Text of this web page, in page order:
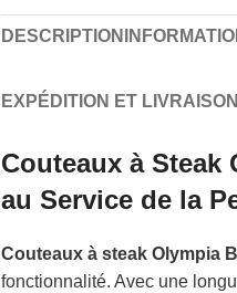
DESCRIPTION
EXPÉDITION ET LIVRAISON
Couteaux à Steak
au Service de la
Couteaux à steak Olympia
fonctionnalité. Avec une